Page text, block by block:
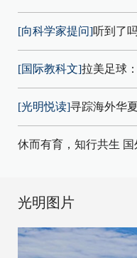
[向科学家提问]听到了
[国际教科文]拉美足球
[光明悦读]寻踪海外华
休而有育，知行共生
光明图片